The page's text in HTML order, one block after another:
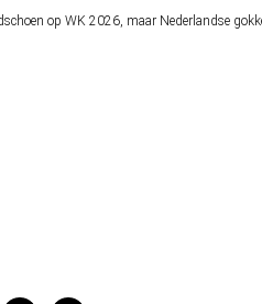
op WK 2026, maar Nederlandse